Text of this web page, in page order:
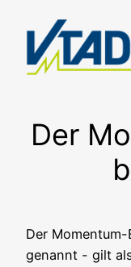
springen
Der
Der
genannt - gilt